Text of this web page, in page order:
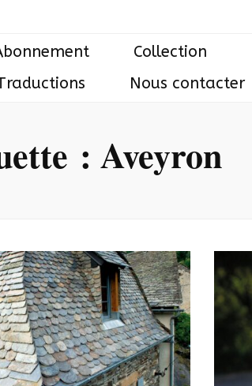
Collection
Nous contacter
: Aveyron